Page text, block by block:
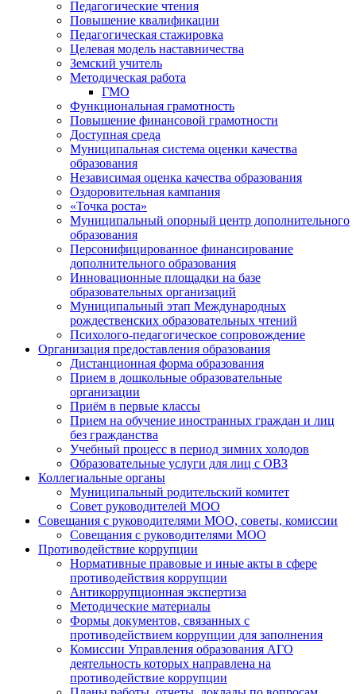
Педагогические чтения
Повышение квалификации
Педагогическая стажировка
Целевая модель наставничества
Земский учитель
Методическая работа
ГМО
Функциональная грамотность
Повышение финансовой грамотности
Доступная среда
Муниципальная система оценки качества
образования
Независимая оценка качества образования
Оздоровительная кампания
«Точка роста»
Муниципальный опорный центр дополнительного
образования
Персонифицированное финансирование
дополнительного образования
Инновационные площадки на базе
образовательных организаций
Муниципальный этап Международных
рождественских образовательных чтений
Психолого-педагогическое сопровождение
Организация предоставления образования
Дистанционная форма образования
Прием в дошкольные образовательные
организации
Приём в первые классы
Прием на обучение иностранных граждан и лиц
без гражданства
Учебный процесс в период зимних холодов
Образовательные услуги для лиц с ОВЗ
Коллегиальные органы
Муниципальный родительский комитет
Совет руководителей МОО
Совещания с руководителями МОО, советы, комиссии
Совещания с руководителями МОО
Противодействие коррупции
Нормативные правовые и иные акты в сфере
противодействия коррупции
Антикоррупционная экспертиза
Методические материалы
Формы документов, связанных с
противодействием коррупции для заполнения
Комиссии Управления образования АГО
деятельность которых направлена на
противодействие коррупции